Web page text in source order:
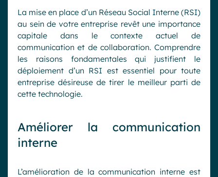
La mise en place d’un Réseau Social Interne (RSI)
au sein de votre entreprise revêt une importance
capitale dans le contexte actuel de
communication et de collaboration. Comprendre
les raisons fondamentales qui justifient le
déploiement d’un RSI est essentiel pour toute
entreprise désireuse de tirer le meilleur parti de
cette technologie.
Améliorer la communication
interne
L’amélioration de la communication interne est